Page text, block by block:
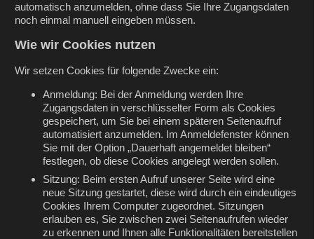
automatisch anzumelden, ohne dass Sie Ihre Zugangsdaten
noch einmal manuell eingeben müssen.
Wie wir Cookies nutzen
Wir setzen Cookies für folgende Zwecke ein:
Anmeldung: Bei der Anmeldung werden Ihre
Zugangsdaten in verschlüsselter Form als Cookies
gespeichert, um Sie bei einem späteren Seitenaufruf
automatisiert anzumelden. Im Anmeldefenster können
Sie mit der Option „Dauerhaft angemeldet bleiben“
festlegen, ob diese Cookies angelegt werden sollen.
Sitzung: Beim ersten Aufruf unserer Seite wird eine
neue Sitzung gestartet, diese wird durch ein eindeutiges
Cookies Ihrem Computer zugeordnet. Sitzungen
erlauben es, Sie zwischen zwei Seitenaufrufen wieder
zu erkennen und Ihnen alle Funktionalitäten bereitstellen